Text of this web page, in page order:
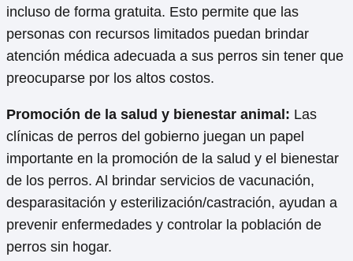
incluso de forma gratuita. Esto permite que las
personas con recursos limitados puedan brindar
atención médica adecuada a sus perros sin tener que
preocuparse por los altos costos.
Promoción de la salud y bienestar animal: Las
clínicas de perros del gobierno juegan un papel
importante en la promoción de la salud y el bienestar
de los perros. Al brindar servicios de vacunación,
desparasitación y esterilización/castración, ayudan a
prevenir enfermedades y controlar la población de
perros sin hogar.